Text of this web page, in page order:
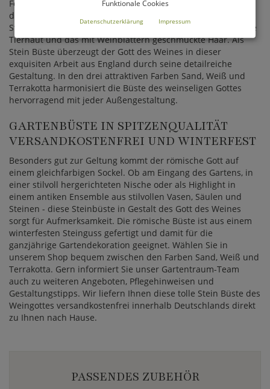
Feste dar. Zufrieden und angetrunken lächelt er als
dekorative Gartenbüste vor sich hin. Charakteristisch an der
Steinbüste des Weingottes ist die deutlich herausgearbeitete
Tierhaut und das mit Weinblättern geschmückte Haar. Als
Stein Büste überzeugt der Gott des Weines in dieser
exquisiten Arbeit aus England durch seine detailreiche
Gestaltung. In den drei attraktiven Farben Sand, Weiß und
Terrakotta harmonisiert die Büste des weinseligen Gottes
hervorragend mit jeder Außengestaltung.
GARTENBÜSTE IN SPITZENQUALITÄT
VERSANDKOSTENFREI UND WINTERFEST
Besonders gut zur Geltung kommt der römische Gott auf
einem gleichfarbigen Sockel. Ob am Eingang des Gartens, in
einer stilvoll hergerichteten Nische oder als Highlight in
einem antiken Ensemble aus stilvollen Vasen, Säulen und
Steinen - diese Steinbüste in Gestalt des Gott des Weines
sorgt für Aufmerksamkeit. Die römische Büste ist aus einem
winterfesten Steinguss gefertigt und damit für die
ganzjährige Gartendekoration geeignet. Wählen Sie in
unserem Shop bequem zwischen den Farben Sand, Weiß und
Terrakotta. Gern informiert Sie unser Gartentraum-Team
auch zu weiteren Angeboten, Pflegehinweisen und
Gestaltungstipps. Wir liefern Ihnen diese tolle Stein Büste des
Weingottes versandkostenfrei innerhalb Deutschlands direkt
zu Ihnen nach Hause.
PASSENDES ZUBEHÖR
Funktionale Cookies
Datenschutzerklärung Impressum